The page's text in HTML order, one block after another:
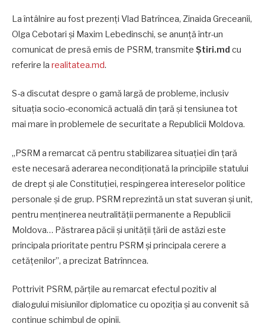
La întâlnire au fost prezenți Vlad Batrîncea, Zinaida Greceanîi,
Olga Cebotari și Maxim Lebedinschi, se anunță într-un
comunicat de presă emis de PSRM, transmite Știri.md cu
referire la realitatea.md.
S-a discutat despre o gamă largă de probleme, inclusiv
situația socio-economică actuală din țară și tensiunea tot
mai mare în problemele de securitate a Republicii Moldova.
„PSRM a remarcat că pentru stabilizarea situației din țară
este necesară aderarea necondiționată la principiile statului
de drept și ale Constituției, respingerea intereselor politice
personale și de grup. PSRM reprezintă un stat suveran și unit,
pentru menținerea neutralității permanente a Republicii
Moldova… Păstrarea păcii și unității țării de astăzi este
principala prioritate pentru PSRM și principala cerere a
cetățenilor”, a precizat Batrînncea.
Pottrivit PSRM, părțile au remarcat efectul pozitiv al
dialogului misiunilor diplomatice cu opoziția și au convenit să
continue schimbul de opinii.